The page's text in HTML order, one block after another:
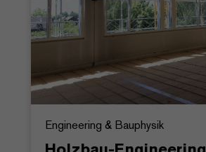
Engineering & Bauphysik